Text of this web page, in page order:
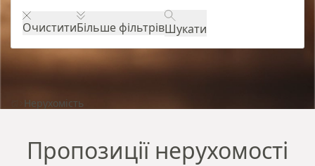
ОчиститиБільше фільтрівШукати
Нерухомість
Пропозиції нерухомості